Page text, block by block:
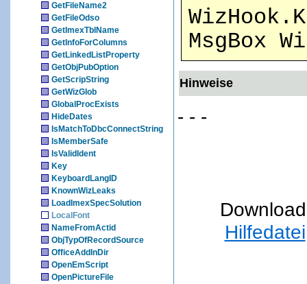
GetFileName2
GetFileOdso
GetImexTblName
GetInfoForColumns
GetLinkedListProperty
GetObjPubOption
GetScripString
GetWizGlob
GlobalProcExists
HideDates
IsMatchToDbcConnectString
IsMemberSafe
IsValidIdent
Key
KeyboardLangID
KnownWizLeaks
LoadImexSpecSolution
LocalFont
NameFromActid
ObjTypOfRecordSource
OfficeAddInDir
OpenEmScript
OpenPictureFile
MsgBox
Hinweise
- - -
Hilfedatei